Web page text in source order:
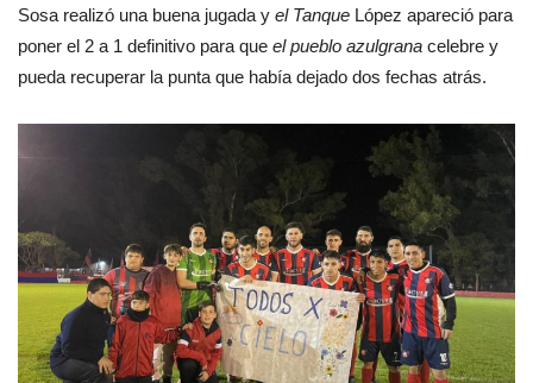
Sosa realizó una buena jugada y el Tanque López apareció para
poner el 2 a 1 definitivo para que el pueblo azulgrana celebre y
pueda recuperar la punta que había dejado dos fechas atrás.